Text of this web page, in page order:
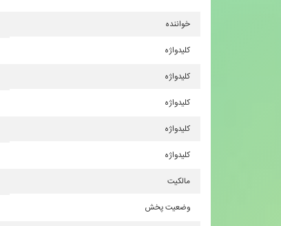
خواننده
کلیدواژه
کلیدواژه
کلیدواژه
کلیدواژه
کلیدواژه
مالکیت
وضعیت پخش